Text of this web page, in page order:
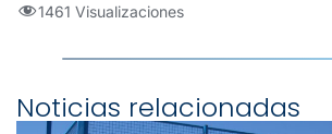
1461 Visualizaciones
Noticias relacionadas